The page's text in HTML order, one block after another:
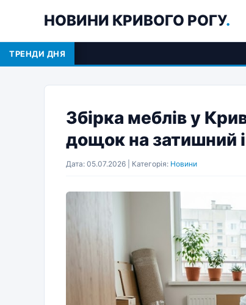
НОВИНИ КРИВОГО РОГУ.
ТРЕНДИ ДНЯ
Збірка меблів у
дощок на затишний
Дата: 05.07.2026 | Категорія: Новини